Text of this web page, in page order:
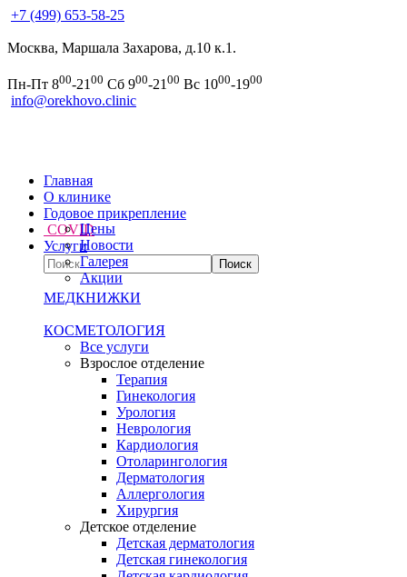
+7 (499) 653-58-25
Москва, Маршала Захарова, д.10 к.1.
Пн-Пт 800-21 00 Сб 900-21 00 Вс 1000-1900
info@orekhovo.clinic
Главная
О клинике
Цены
Новости
Галерея
Акции
Годовое прикрепление
COVID
Услуги
МЕДКНИЖКИ
КОСМЕТОЛОГИЯ
Все услуги
Взрослое отделение
Терапия
Гинекология
Урология
Неврология
Кардиология
Отоларингология
Дерматология
Аллергология
Хирургия
Детское отделение
Детская дерматология
Детская гинекология